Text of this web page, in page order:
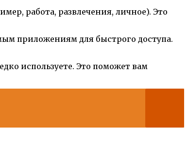
работа, развлечения, личное). Это
приложениям для быстрого доступа.
используете. Это поможет вам